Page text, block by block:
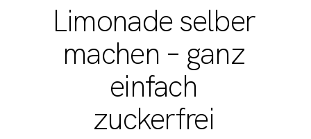
Limonade selber
machen – ganz
einfach
zuckerfrei